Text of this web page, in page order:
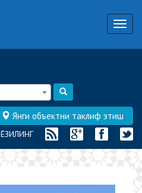
Янги объектни таклиф этиш
ЁЗИЛИНГ